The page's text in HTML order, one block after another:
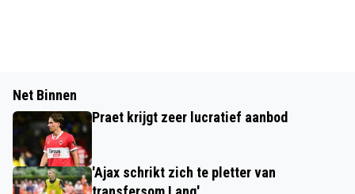
Net Binnen
Praet krijgt zeer lucratief aanbod
'Ajax schrikt zich te pletter van